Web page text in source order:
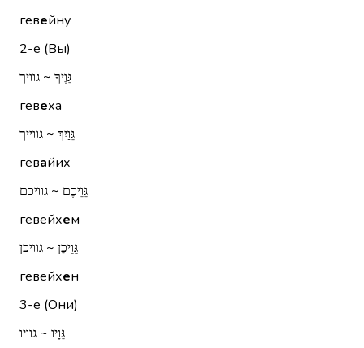
гевейну
2-е (Вы)
גֵּוֶיךָ ~ גוויך
гевеха
גֵּוַיִךְ ~ גווייך
гевайих
גֵּוֵיכֶם ~ גוויכם
гевейхем
גֵּוֵיכֶן ~ גוויכן
гевейхен
3-е (Они)
גֵּוָיו ~ גוויו